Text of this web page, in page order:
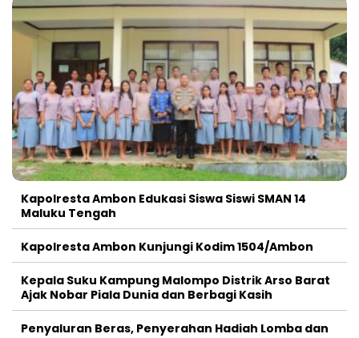
Kapolresta Ambon Edukasi Siswa Siswi SMAN 14
Maluku Tengah
Kapolresta Ambon Kunjungi Kodim 1504/Ambon
Kepala Suku Kampung Malompo Distrik Arso Barat
Ajak Nobar Piala Dunia dan Berbagi Kasih
Penyaluran Beras, Penyerahan Hadiah Lomba dan